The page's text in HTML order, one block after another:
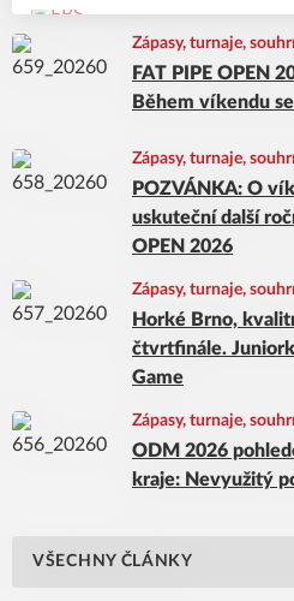
Zápasy, turnaje,
FAT PIPE OPEN
Během víkendu
Zápasy, turnaje,
POZVÁNKA: O
uskuteční další
OPEN 2026
Zápasy, turnaje,
Horké Brno,
čtvrtfinále.
Game
Zápasy, turnaje,
ODM 2026
kraje: Nevyužitý
VŠECHNY ČLÁNKY